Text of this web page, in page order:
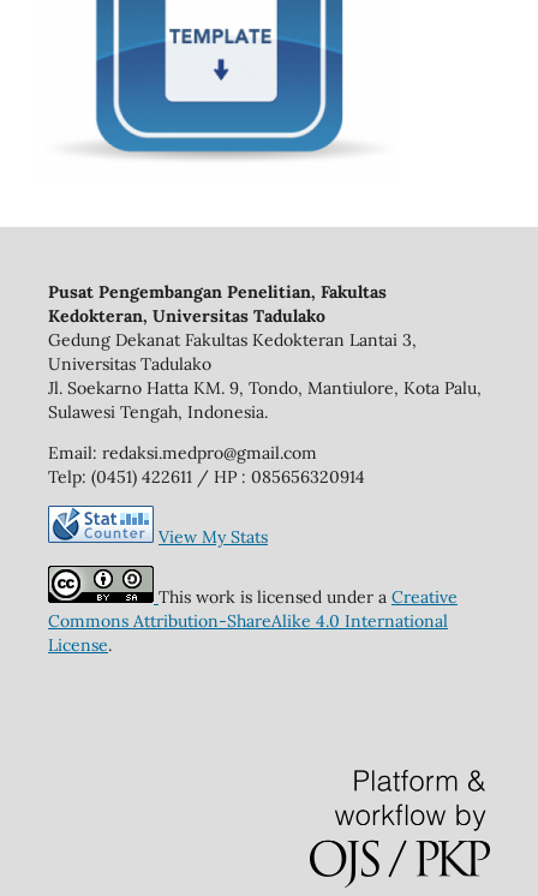
Pusat Pengembangan Penelitian, Fakultas
Kedokteran, Universitas Tadulako
Gedung Dekanat Fakultas Kedokteran Lantai 3,
Universitas Tadulako
Jl. Soekarno Hatta KM. 9, Tondo, Mantiulore, Kota Palu,
Sulawesi Tengah, Indonesia.
Email: redaksi.medpro@gmail.com
Telp: (0451) 422611 / HP : 085656320914
View My Stats
This work is licensed under a Creative
Commons Attribution-ShareAlike 4.0 International
License.